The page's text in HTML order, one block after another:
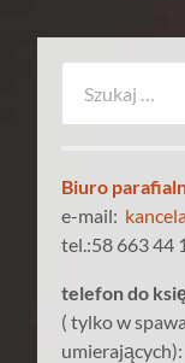
Biuro
e-mail:
tel.:58 663 44
telefon do
( tylko w
umierających):